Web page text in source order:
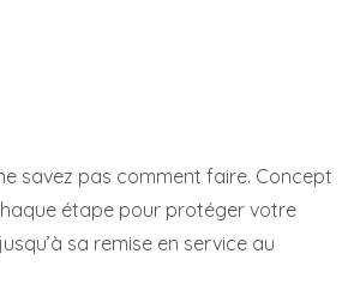
savez pas comment faire. Concept
étape pour protéger votre
sa remise en service au